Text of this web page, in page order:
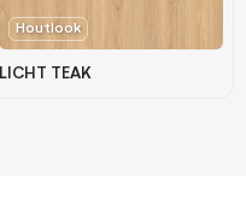
Houtlook
LICHT TEAK